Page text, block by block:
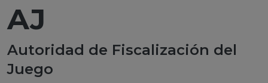
AJ
Autoridad de Fiscalización del
Juego